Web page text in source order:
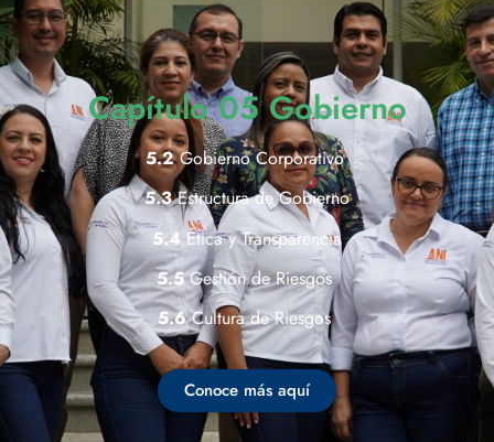
Capítulo 05 Gobierno
5.2Gobierno Corporativo
5.3Estructura de Gobierno
5.4 Ética y Transparencia
5.5Gestión de Riesgos
5.6Cultura de Riesgos
Conoce más aquí